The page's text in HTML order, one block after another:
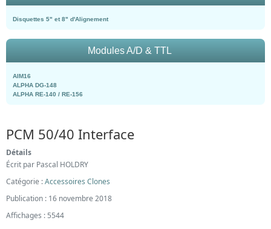
Disquettes 5" et 8" d'Alignement
Modules A/D & TTL
AIM16
ALPHA DG-148
ALPHA RE-140 / RE-156
PCM 50/40 Interface
Détails
Écrit par Pascal HOLDRY
Catégorie :Accessoires Clones
Publication : 16 novembre 2018
Affichages : 5544